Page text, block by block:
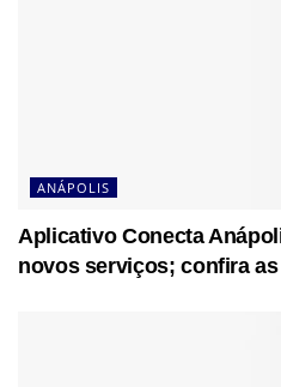
ANÁPOLIS
Aplicativo Conecta
novos serviços; confira